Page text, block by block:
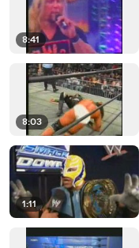
8:41
8:03
1:11